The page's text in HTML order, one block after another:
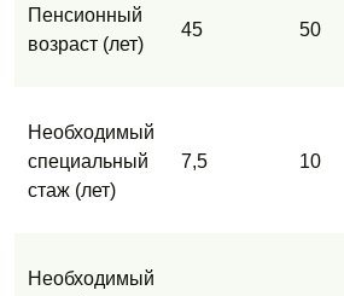
Пенсионный
возраст (лет)
45 50
Необходимый
специальный
стаж (лет)
7,5 10
Необходимый